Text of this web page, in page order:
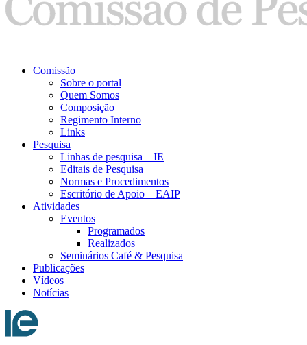
Comissão
Sobre o portal
Quem Somos
Composição
Regimento Interno
Links
Pesquisa
Linhas de pesquisa – IE
Editais de Pesquisa
Normas e Procedimentos
Escritório de Apoio – EAIP
Atividades
Eventos
Programados
Realizados
Seminários Café & Pesquisa
Publicações
Vídeos
Notícias